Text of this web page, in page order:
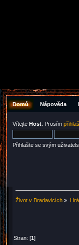
Domů Nápověda
Vítejte Host . Prosím
Přihlašte se svým
Život v Bradavicích »
Stran: [1]